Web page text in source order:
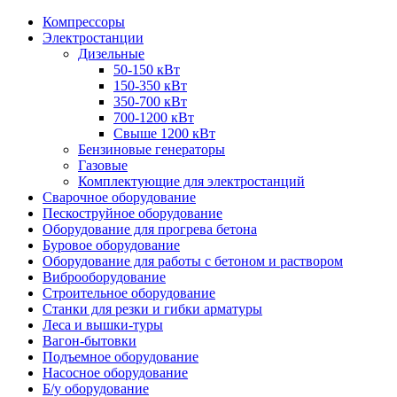
Компрессоры
Электростанции
Дизельные
50-150 кВт
150-350 кВт
350-700 кВт
700-1200 кВт
Свыше 1200 кВт
Бензиновые генераторы
Газовые
Комплектующие для электростанций
Сварочное оборудование
Пескоструйное оборудование
Оборудование для прогрева бетона
Буровое оборудование
Оборудование для работы с бетоном и раствором
Виброоборудование
Строительное оборудование
Станки для резки и гибки арматуры
Леса и вышки-туры
Вагон-бытовки
Подъемное оборудование
Насосное оборудование
Б/у оборудование